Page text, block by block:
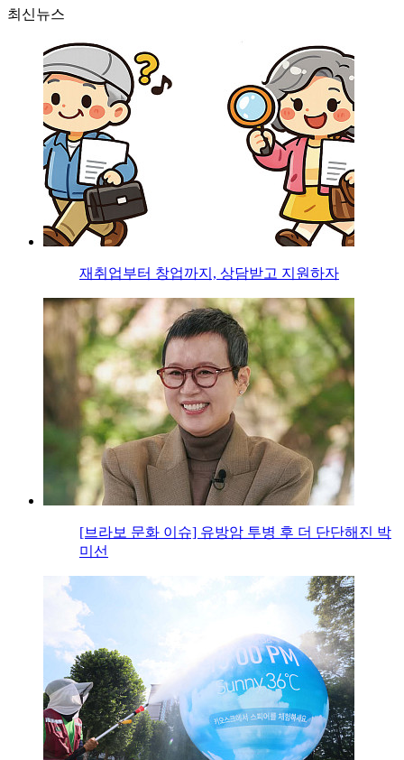
최신뉴스
재취업부터 창업까지, 상담받고 지원하자
[브라보 문화 이슈] 유방암 투병 후 더 단단해진 박
미선